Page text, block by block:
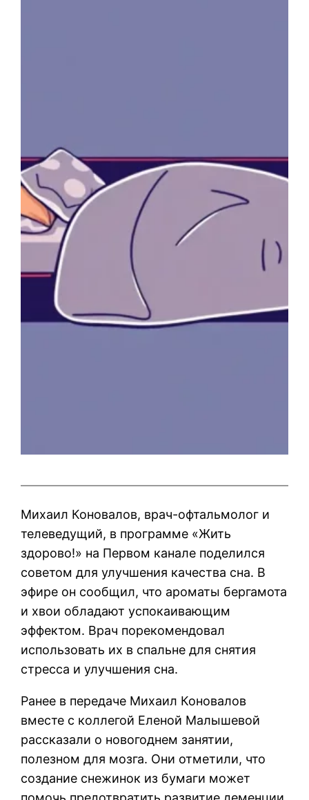
Михаил Коновалов, врач-офтальмолог и
телеведущий, в программе «Жить
здорово!» на Первом канале поделился
советом для улучшения качества сна. В
эфире он сообщил, что ароматы бергамота
и хвои обладают успокаивающим
эффектом. Врач порекомендовал
использовать их в спальне для снятия
стресса и улучшения сна.
Ранее в передаче Михаил Коновалов
вместе с коллегой Еленой Малышевой
рассказали о новогоднем занятии,
полезном для мозга. Они отметили, что
создание снежинок из бумаги может